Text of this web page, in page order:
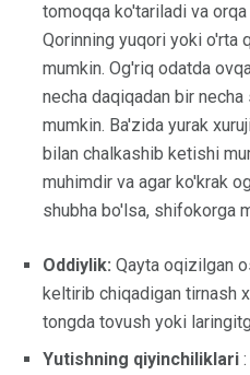
tomoqqa ko'tariladi va
Qorinning yuqori yoki o'rta
mumkin. Og'riq odatda
necha daqiqadan bir
mumkin. Ba'zida yurak
bilan chalkashib ketishi
muhimdir va agar ko'krak
shubha bo'lsa, shifokorga
Oddiylik: Qayta oqizilgan
keltirib chiqadigan tirnash
tongda tovush yoki
Yutishning qiyinchiliklari :